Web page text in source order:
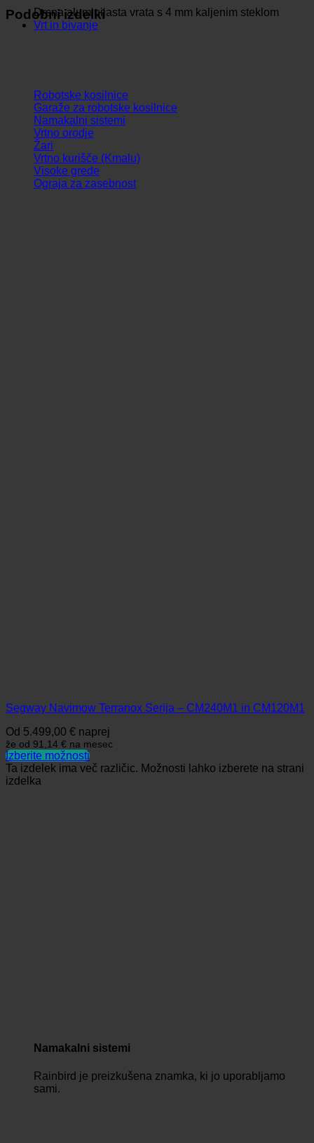
Drsna aluminijasta vrata s 4 mm kaljenim steklom
Vrt in bivanje
Robotske kosilnice
Garaže za robotske kosilnice
Namakalni sistemi
Vrtno orodje
Žari
Vrtno kurišče (Kmalu)
Visoke grede
Ograja za zasebnost
Namakalni sistemi
Rainbird je preizkušena znamka, ki jo uporabljamo
sami.
Podobni izdelki
Segway Navimow Terranox Serija – CM240M1 in CM120M1
Od 5.499,00 € naprej
že od 91,14 € na mesec
Izberite možnosti
Ta izdelek ima več različic. Možnosti lahko izberete na strani
izdelka